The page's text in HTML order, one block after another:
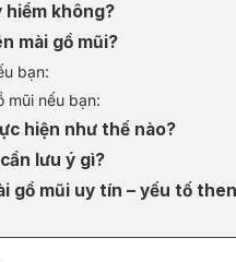
hiểm không?
mài gồ mũi?
bạn:
mũi nếu bạn:
hiện như thế nào?
lưu ý gì?
gồ mũi uy tín – yếu tố